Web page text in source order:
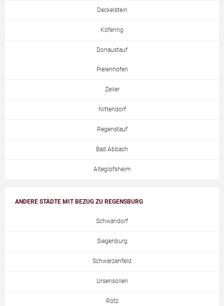
Deckelstein
Köfering
Donaustauf
Pielenhofen
Zeiler
Nittendorf
Regenstauf
Bad Abbach
Alteglofsheim
ANDERE STÄDTE MIT BEZUG ZU REGENSBURG
Schwandorf
Siegenburg
Schwarzenfeld
Ursensollen
Rötz